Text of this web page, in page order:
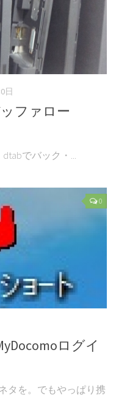
日
ファロー
でバック・...
0
ログイ
タを。でもやっぱり携